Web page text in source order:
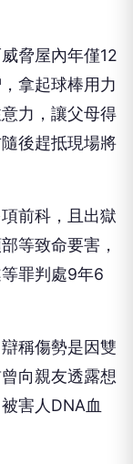
脅屋內年僅12
拿起球棒用力
力，讓父母得
後趕抵現場將
前科，且出獄
等致命要害，
罪判處9年6
稱傷勢是因雙
向親友透露想
害人DNA血